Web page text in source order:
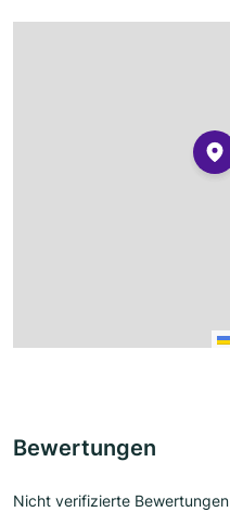
Bewertungen
Nicht verifizierte Bewertungen